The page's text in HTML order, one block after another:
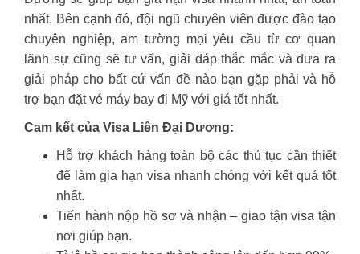
nhất. Bên cạnh đó, đội ngũ chuyên viên được đào tạo
chuyên nghiệp, am tường mọi yêu cầu từ cơ quan
lãnh sự cũng sẽ tư vấn, giải đáp thắc mắc và đưa ra
giải pháp cho bất cứ vấn đề nào bạn gặp phải và hỗ
trợ bạn đặt vé máy bay đi Mỹ với giá tốt nhất.
Cam kết của Visa Liên Đại Dương:
Hỗ trợ khách hàng toàn bộ các thủ tục cần thiết
để làm gia hạn visa nhanh chóng với kết quả tốt
nhất.
Tiến hành nộp hồ sơ và nhận – giao tận visa tận
nơi giúp bạn.